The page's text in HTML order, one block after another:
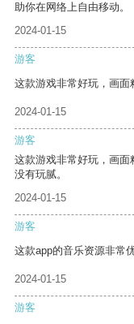
助你在网络上自由移动。
2024-01-15
游客
这款游戏非常好玩，画面
2024-01-15
游客
这款游戏非常好玩，画
没有玩腻。
2024-01-15
游客
这款app的音乐资源非常
2024-01-15
游客